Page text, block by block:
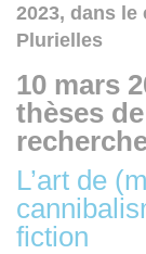
2023, dans
Plurielles
10 mars
thèses
L’art de
fiction